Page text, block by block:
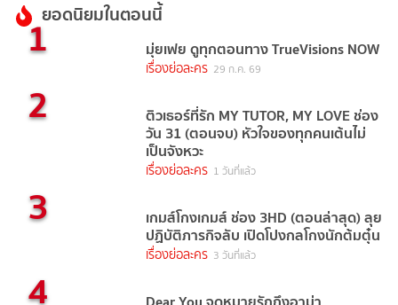
ยอดนิยมในตอนนี้
1 มุ่ยเฟย ดูทุกตอนทาง TrueVisions NOW
เรื่องย่อละคร 29 ก.ค. 69
2 ติวเธอร์ที่รัก MY TUTOR, MY LOVE ช่อง
วัน 31 (ตอนจบ) หัวใจของทุกคนเต้นไม่
เป็นจังหวะ
เรื่องย่อละคร 1 วันที่แล้ว
3 เกมส์โกงเกมส์ ช่อง 3HD (ตอนล่าสุด) ลุย
ปฏิบัติภารกิจลับ เปิดโปงกลโกงนักต้มตุ๋น
เรื่องย่อละคร 3 วันที่แล้ว
4